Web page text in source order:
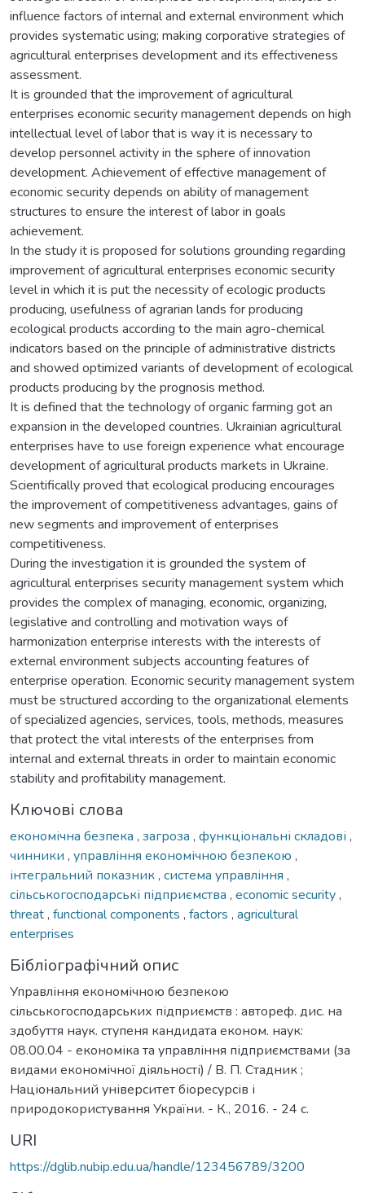
influence factors of internal and external environment which
provides systematic using; making corporative strategies of
agricultural enterprises development and its effectiveness
assessment.
It is grounded that the improvement of agricultural
enterprises economic security management depends on high
intellectual level of labor that is way it is necessary to
develop personnel activity in the sphere of innovation
development. Achievement of effective management of
economic security depends on ability of management
structures to ensure the interest of labor in goals
achievement.
In the study it is proposed for solutions grounding regarding
improvement of agricultural enterprises economic security
level in which it is put the necessity of ecologic products
producing, usefulness of agrarian lands for producing
ecological products according to the main agro-chemical
indicators based on the principle of administrative districts
and showed optimized variants of development of ecological
products producing by the prognosis method.
It is defined that the technology of organic farming got an
expansion in the developed countries. Ukrainian agricultural
enterprises have to use foreign experience what encourage
development of agricultural products markets in Ukraine.
Scientifically proved that ecological producing encourages
the improvement of competitiveness advantages, gains of
new segments and improvement of enterprises
competitiveness.
During the investigation it is grounded the system of
agricultural enterprises security management system which
provides the complex of managing, economic, organizing,
legislative and controlling and motivation ways of
harmonization enterprise interests with the interests of
external environment subjects accounting features of
enterprise operation. Economic security management system
must be structured according to the organizational elements
of specialized agencies, services, tools, methods, measures
that protect the vital interests of the enterprises from
internal and external threats in order to maintain economic
stability and profitability management.
Ключові слова
економічна безпека , загроза , функціональні складові ,
чинники , управління економічною безпекою ,
інтегральний показник, система управління ,
сільськогосподарські підприємства , economic security,
threat, functional components , factors , agricultural
enterprises
Бібліографічний опис
Управління економічною безпекою
сільськогосподарських підприємств : автореф. дис. на
здобуття наук. ступеня кандидата економ. наук:
08.00.04 - економіка та управління підприємствами (за
видами економічної діяльності) / В. П. Стадник ;
Національний університет біоресурсів і
природокористування України. - К., 2016. - 24 с.
URI
https://dglib.nubip.edu.ua/handle/123456789/3200